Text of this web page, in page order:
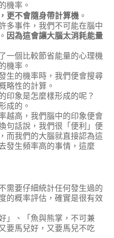
機率。
更不會隨身帶計算機 。
多事件，我們不可能在腦中
因為這會讓大腦太消耗能量
一個比較節省能量的心理機
機率。
生的機率時，我們便會搜尋
略性的計算。
印象是怎麼樣形成的呢？
成的。
越高，我們腦中的印象便會
句話說，我們很「便利」便
而我們的大腦就直接認為這
發生頻率高的事情，這麼
需要仔細統計任何發生過的
的概率評估，確實是很有效
」、「魚與熊掌，不可兼
要馬兒好，又要馬兒不吃